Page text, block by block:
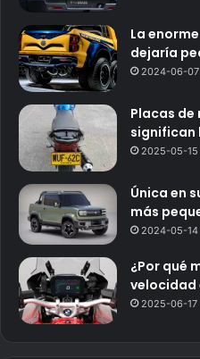
La
dejaría
2024-06-07
Placas de
significan
2025-05-15
Única en
más
2024-05-14
¿Por qué
velocidad
2025-06-17